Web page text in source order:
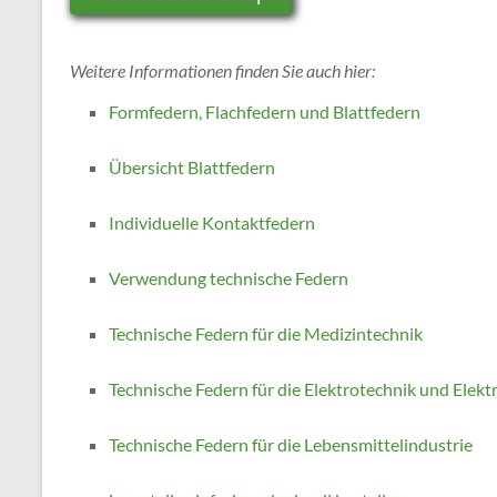
Weitere Informationen finden Sie auch hier:
Formfedern, Flachfedern und Blattfedern
Übersicht Blattfedern
Individuelle Kontaktfedern
Verwendung technische Federn
Technische Federn für die Medizintechnik
Technische Federn für die Elektrotechnik und
Technische Federn für die Lebensmittelindustrie